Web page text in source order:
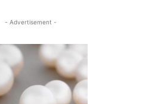
- Advertisement -